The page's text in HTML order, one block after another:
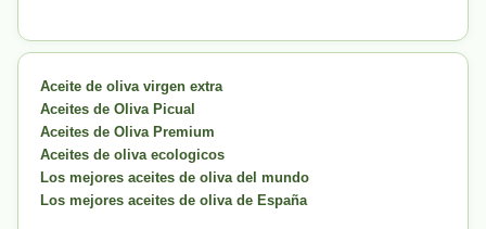
Aceite de oliva virgen extra
Aceites de Oliva Picual
Aceites de Oliva Premium
Aceites de oliva ecologicos
Los mejores aceites de oliva del mundo
Los mejores aceites de oliva de España